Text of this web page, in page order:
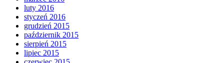
luty 2016
styczeń 2016
grudzień 2015
październik 2015
sierpień 2015
lipiec 2015